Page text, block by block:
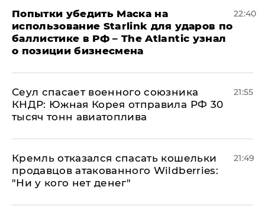
Попытки убедить Маска на
использование Starlink для ударов по
баллистике в РФ – The Atlantic узнал
о позиции бизнесмена
22:40
​Сеул спасает военного союзника
КНДР: Южная Корея отправила РФ 30
тысяч тонн авиатоплива
21:55
Кремль отказался спасать кошельки
продавцов атакованного Wildberries:
"Ни у кого нет денег"
21:49